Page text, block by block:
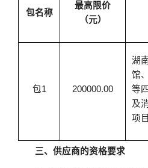
包名称
最高限价
（元）
包1 200000.00
湖
馆
等
及
项目
三、供应商的资格要求